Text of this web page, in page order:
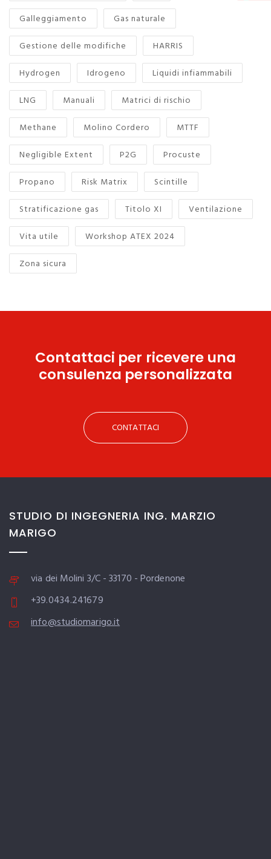
Galleggiamento
Gas naturale
Gestione delle modifiche
HARRIS
Hydrogen
Idrogeno
Liquidi infiammabili
LNG
Manuali
Matrici di rischio
Methane
Molino Cordero
MTTF
Negligible Extent
P2G
Procuste
Propano
Risk Matrix
Scintille
Stratificazione gas
Titolo XI
Ventilazione
Vita utile
Workshop ATEX 2024
Zona sicura
Contattaci per ricevere una
consulenza personalizzata
CONTATTACI
STUDIO DI INGEGNERIA ING. MARZIO
MARIGO
via dei Molini 3/C - 33170 - Pordenone
+39.0434.241679
info@studiomarigo.it